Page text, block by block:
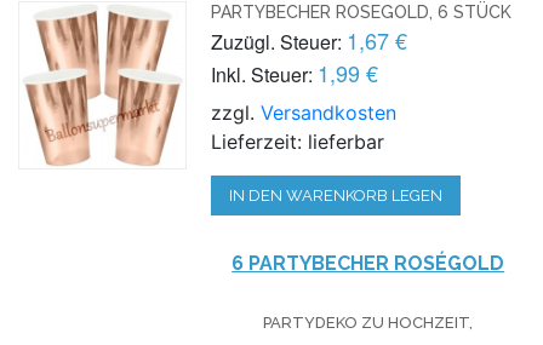
PARTYBECHER ROSEGOLD, 6 STÜCK
Zuzügl. Steuer: 1,67 €
Inkl. Steuer: 1,99 €
zzgl.Versandkosten
Lieferzeit: lieferbar
IN DEN WARENKORB LEGEN
6 PARTYBECHER ROSÉGOLD
PARTYDEKO ZU HOCHZEIT,